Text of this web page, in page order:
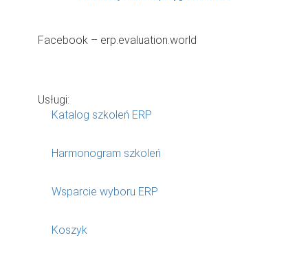
Facebook – erp.evaluation.world
Usługi:
Katalog szkoleń ERP
Harmonogram szkoleń
Wsparcie wyboru ERP
Koszyk